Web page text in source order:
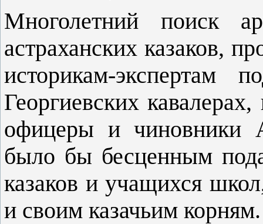
Многолетний поиск
астраханских казаков,
историкам-экспертам
Георгиевских
офицеры и чиновники
было бы бесценным
казаков и учащихся
и своим казачьим корням.